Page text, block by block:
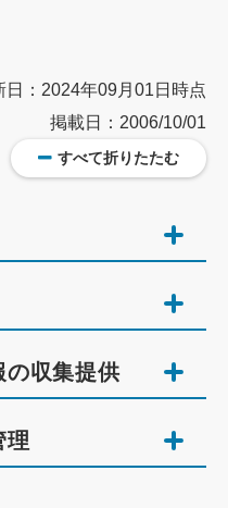
日：2024年09月01日時点
掲載日：2006/10/01
すべて折りたたむ
収集提供
理